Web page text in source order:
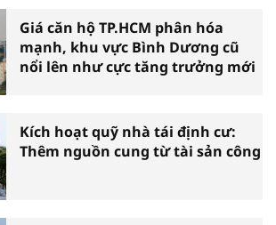
Giá căn hộ TP.HCM phân hóa
mạnh, khu vực Bình Dương cũ
nổi lên như cực tăng trưởng mới
Kích hoạt quỹ nhà tái định cư:
Thêm nguồn cung từ tài sản công